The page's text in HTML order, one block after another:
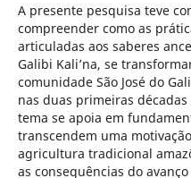
A presente pesquisa teve
compreender como as
articuladas aos saberes
Galibi Kali’na, se
comunidade São José do
nas duas primeiras décadas
tema se apoia em
transcendem uma
agricultura tradicional
as consequências do